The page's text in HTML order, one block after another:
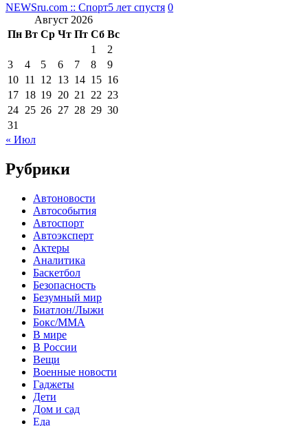
NEWSru.com :: Спорт5 лет спустя 0
Август 2026
Пн Вт Ср Чт Пт Сб Вс
1
2
3
4 5 6 7 8
9
10 11 12 13 14 15 16
17 18 19 20 21 22 23
24 25 26 27 28 29 30
31
« Июл
Рубрики
Автоновости
Автособытия
Автоспорт
Автоэксперт
Актеры
Аналитика
Баскетбол
Безопасность
Безумный мир
Биатлон/Лыжи
Бокс/MMA
В мире
В России
Вещи
Военные новости
Гаджеты
Дети
Дом и сад
Еда